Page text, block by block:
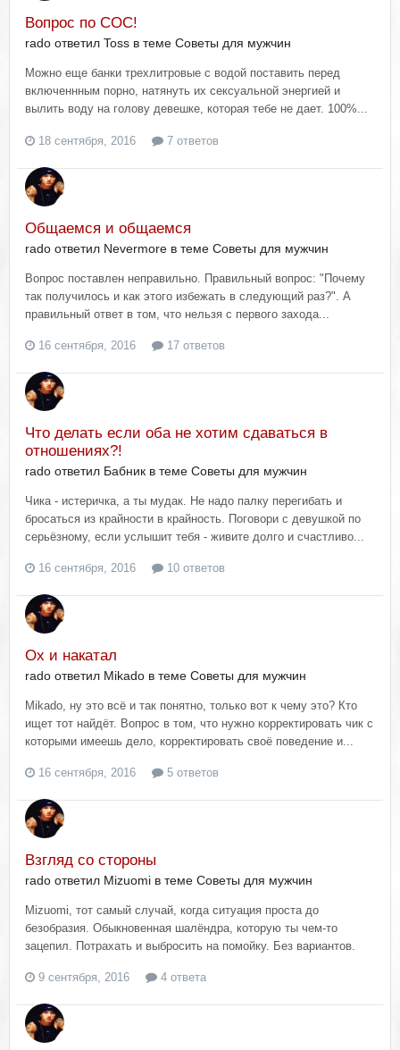
Вопрос по СОС!
rado ответил Toss в теме Советы для мужчин
Можно еще банки трехлитровые с водой поставить перед
включеннным порно, натянуть их сексуальной энергией и
вылить воду на голову девешке, которая тебе не дает. 100%...
18 сентября, 2016 7 ответов
Общаемся и общаемся
rado ответил Nevermore в теме Советы для мужчин
Вопрос поставлен неправильно. Правильный вопрос: "Почему
так получилось и как этого избежать в следующий раз?". А
правильный ответ в том, что нельзя с первого захода...
16 сентября, 2016 17 ответов
Что делать если оба не хотим сдаваться в
отношениях?!
rado ответил Бабник в теме Советы для мужчин
Чика - истеричка, а ты мудак. Не надо палку перегибать и
бросаться из крайности в крайность. Поговори с девушкой по
серьёзному, если услышит тебя - живите долго и счастливо...
16 сентября, 2016 10 ответов
Ох и накатал
rado ответил Mikado в теме Советы для мужчин
Mikado, ну это всё и так понятно, только вот к чему это? Кто
ищет тот найдёт. Вопрос в том, что нужно корректировать чик с
которыми имеешь дело, корректировать своё поведение и...
16 сентября, 2016 5 ответов
Взгляд со стороны
rado ответил Mizuomi в теме Советы для мужчин
Mizuomi, тот самый случай, когда ситуация проста до
безобразия. Обыкновенная шалёндра, которую ты чем-то
зацепил. Потрахать и выбросить на помойку. Без вариантов.
9 сентября, 2016 4 ответа